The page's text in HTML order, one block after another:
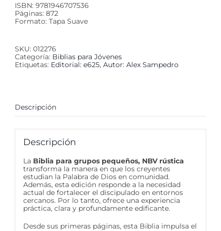
ISBN: 9781946707536
Páginas: 872
Formato: Tapa Suave
SKU: 012276
Categoría: Biblias para Jóvenes
Etiquetas: Editorial: e625, Autor: Alex Sampedro
Descripción
Descripción
La Biblia para grupos pequeños, NBV rústica
transforma la manera en que los creyentes
estudian la Palabra de Dios en comunidad.
Además, esta edición responde a la necesidad
actual de fortalecer el discipulado en entornos
cercanos. Por lo tanto, ofrece una experiencia
práctica, clara y profundamente edificante.
Desde sus primeras páginas, esta Biblia impulsa el